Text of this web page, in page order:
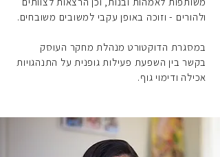
ולהורים - וזוכה באופן עקבי למשובים משובחים.
במסגרת הדוקטורט מנהלת מחקר העוסק
בקשר בין השפעת פעילות גופנית על התנהגויות
אכילה ודימוי גוף.